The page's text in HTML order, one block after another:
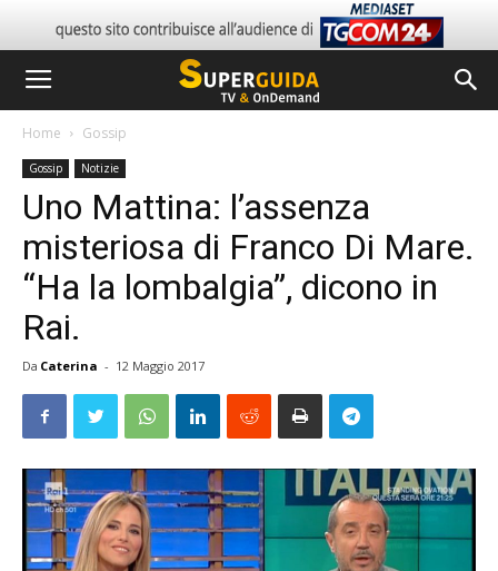
Home Gossip
Gossip Notizie
Uno Mattina: l’assenza
misteriosa di Franco Di Mare.
“Ha la lombalgia”, dicono in
Rai.
Da Caterina - 12 Maggio 2017